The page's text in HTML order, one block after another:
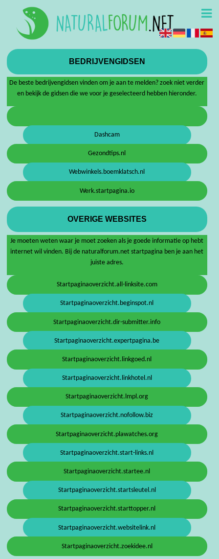
BEDRIJVENGIDSEN
De beste bedrijvengidsen vinden om je aan te melden? zoek niet verder
en bekijk de gidsen die we voor je geselecteerd hebben hieronder.
Dashcam
Gezondtips.nl
Webwinkels.boemklatsch.nl
Werk.startpagina.io
OVERIGE WEBSITES
Je moeten weten waar je moet zoeken als je goede informatie op hebt
internet wil vinden. Bij de naturalforum.net startpagina ben je aan het
juiste adres.
Startpaginaoverzicht.all-linksite.com
Startpaginaoverzicht.beginspot.nl
Startpaginaoverzicht.dir-submitter.info
Startpaginaoverzicht.expertpagina.be
Startpaginaoverzicht.linkgoed.nl
Startpaginaoverzicht.linkhotel.nl
Startpaginaoverzicht.lmpl.org
Startpaginaoverzicht.nofollow.biz
Startpaginaoverzicht.plawatches.org
Startpaginaoverzicht.start-links.nl
Startpaginaoverzicht.startee.nl
Startpaginaoverzicht.startsleutel.nl
Startpaginaoverzicht.starttopper.nl
Startpaginaoverzicht.websitelink.nl
Startpaginaoverzicht.zoekidee.nl